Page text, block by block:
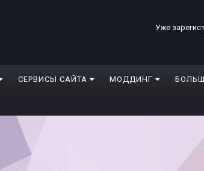
Уже
СЕРВИСЫ САЙТА МОДДИНГ